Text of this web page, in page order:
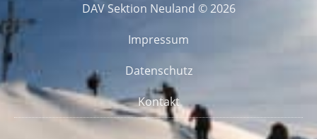
DAV Sektion Neuland © 2026
Impressum
Datenschutz
Kontakt